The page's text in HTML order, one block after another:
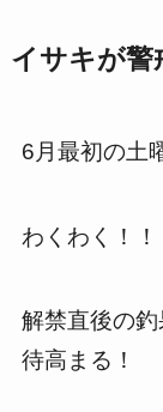
イサキが警
6月最初の土
わくわく！！
解禁直後の
待高まる！